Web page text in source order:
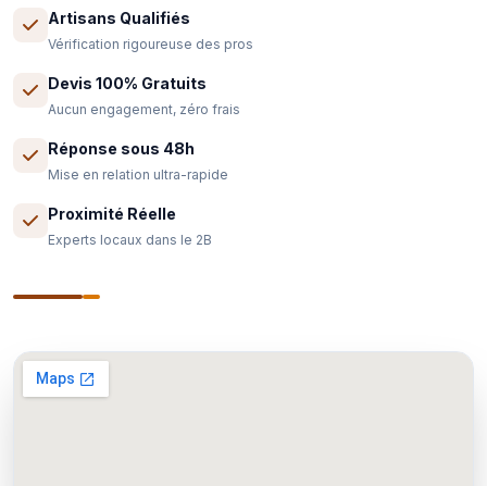
Artisans Qualifiés
Vérification rigoureuse des pros
Devis 100% Gratuits
Aucun engagement, zéro frais
Réponse sous 48h
Mise en relation ultra-rapide
Proximité Réelle
Experts locaux dans le 2B